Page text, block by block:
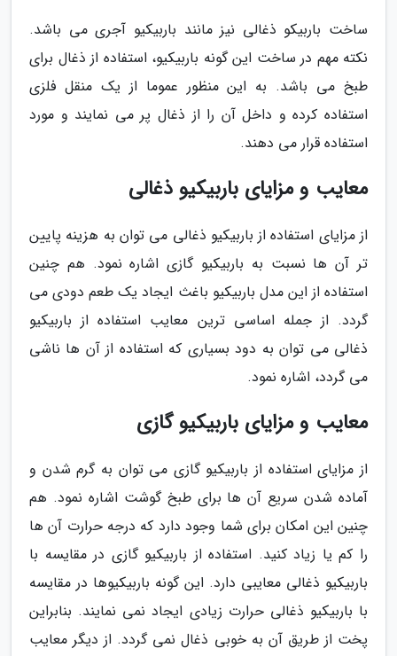
ساخت باربیکو ذغالی نیز مانند باربیکیو آجری می باشد.
نکته مهم در ساخت این گونه باربیکیو، استفاده از ذغال برای
طبخ می باشد. به این منظور عموما از یک منقل فلزی
استفاده کرده و داخل آن را از ذغال پر می نمایند و مورد
استفاده قرار می دهند.
معایب و مزایای باربیکیو ذغالی
از مزایای استفاده از باربیکیو ذغالی می توان به هزینه پایین
تر آن ها نسبت به باربیکیو گازی اشاره نمود. هم چنین
استفاده از این مدل باربیکیو باغث ایجاد یک طعم دودی می
گردد. از جمله اساسی ترین معایب استفاده از باربیکیو
ذغالی می توان به دود بسیاری که استفاده از آن ها ناشی
می گردد، اشاره نمود.
معایب و مزایای باربیکیو گازی
از مزایای استفاده از باربیکیو گازی می توان به گرم شدن و
آماده شدن سریع آن ها برای طبخ گوشت اشاره نمود. هم
چنین این امکان برای شما وجود دارد که درجه حرارت آن ها
را کم یا زیاد کنید. استفاده از باربیکیو گازی در مقایسه با
باربیکیو ذغالی معایبی دارد. این گونه باربیکیوها در مقایسه
با باربیکیو ذغالی حرارت زیادی ایجاد نمی نمایند. بنابراین
پخت از طریق آن به خوبی ذغال نمی گردد. از دیگر معایب